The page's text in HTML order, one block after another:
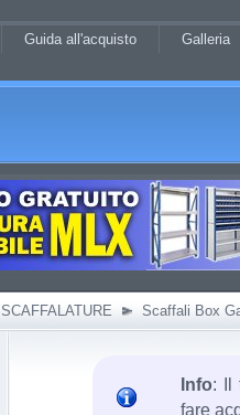
Guida all'acquisto Galleria
SCAFFALATURE Scaffali Box
Info: Il
fare